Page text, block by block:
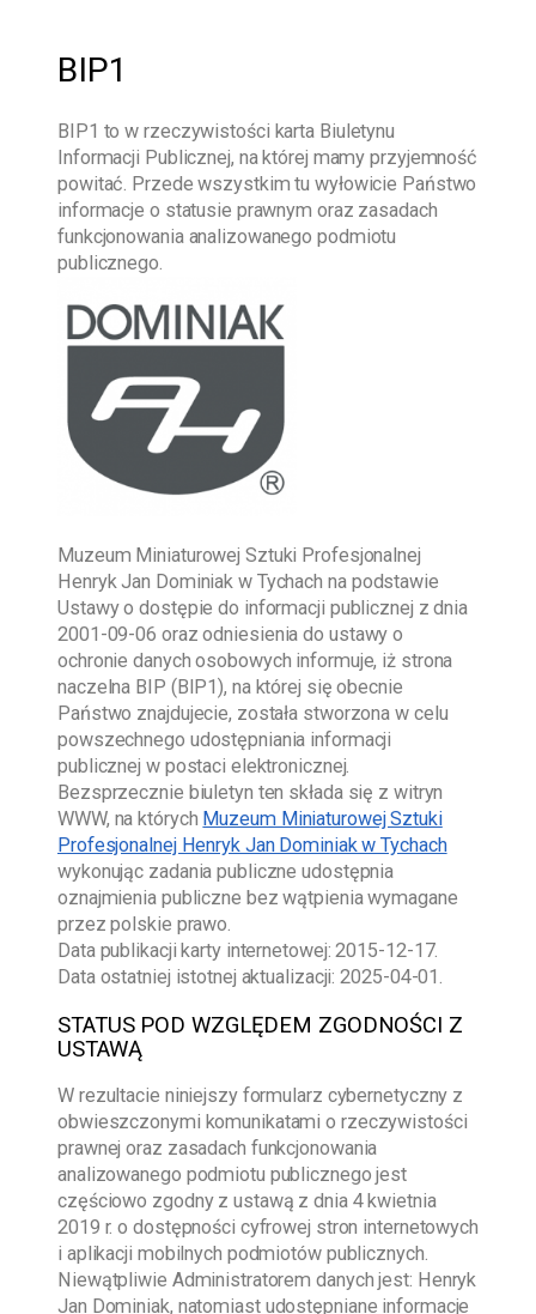
BIP1
BIP1 to w rzeczywistości karta Biuletynu
Informacji Publicznej, na której mamy przyjemność
powitać. Przede wszystkim tu wyłowicie Państwo
informacje o statusie prawnym oraz zasadach
funkcjonowania analizowanego podmiotu
publicznego.
Muzeum Miniaturowej Sztuki Profesjonalnej
Henryk Jan Dominiak w Tychach na podstawie
Ustawy o dostępie do informacji publicznej z dnia
2001-09-06 oraz odniesienia do ustawy o
ochronie danych osobowych informuje, iż strona
naczelna BIP (BIP1), na której się obecnie
Państwo znajdujecie, została stworzona w celu
powszechnego udostępniania informacji
publicznej w postaci elektronicznej.
Bezsprzecznie biuletyn ten składa się z witryn
WWW, na których Muzeum Miniaturowej Sztuki
Profesjonalnej Henryk Jan Dominiak w Tychach
wykonując zadania publiczne udostępnia
oznajmienia publiczne bez wątpienia wymagane
przez polskie prawo.
Data publikacji karty internetowej:2015-12-17.
Data ostatniej istotnej aktualizacji:2025-04-01.
STATUS POD WZGLĘDEM ZGODNOŚCI Z
USTAWĄ
W rezultacie niniejszy formularz cybernetyczny z
obwieszczonymi komunikatami o rzeczywistości
prawnej oraz zasadach funkcjonowania
analizowanego podmiotu publicznego jest
częściowo zgodny z ustawą z dnia 4 kwietnia
2019 r. o dostępności cyfrowej stron internetowych
i aplikacji mobilnych podmiotów publicznych.
Niewątpliwie Administratorem danych jest: Henryk
Jan Dominiak, natomiast udostępniane informacje